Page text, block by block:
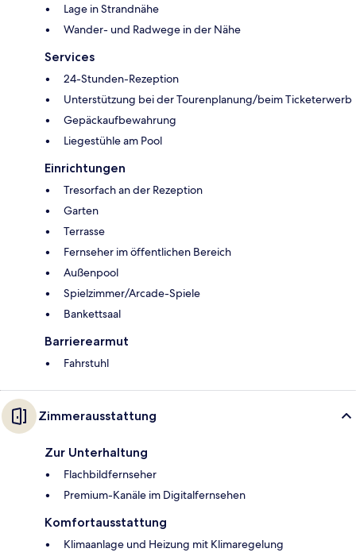
Lage in Strandnähe
Wander- und Radwege in der Nähe
Services
24-Stunden-Rezeption
Unterstützung bei der Tourenplanung/beim Ticketerwerb
Gepäckaufbewahrung
Liegestühle am Pool
Einrichtungen
Tresorfach an der Rezeption
Garten
Terrasse
Fernseher im öffentlichen Bereich
Außenpool
Spielzimmer/Arcade-Spiele
Bankettsaal
Barrierearmut
Fahrstuhl
Zimmerausstattung
Zur Unterhaltung
Flachbildfernseher
Premium-Kanäle im Digitalfernsehen
Komfortausstattung
Klimaanlage und Heizung mit Klimaregelung